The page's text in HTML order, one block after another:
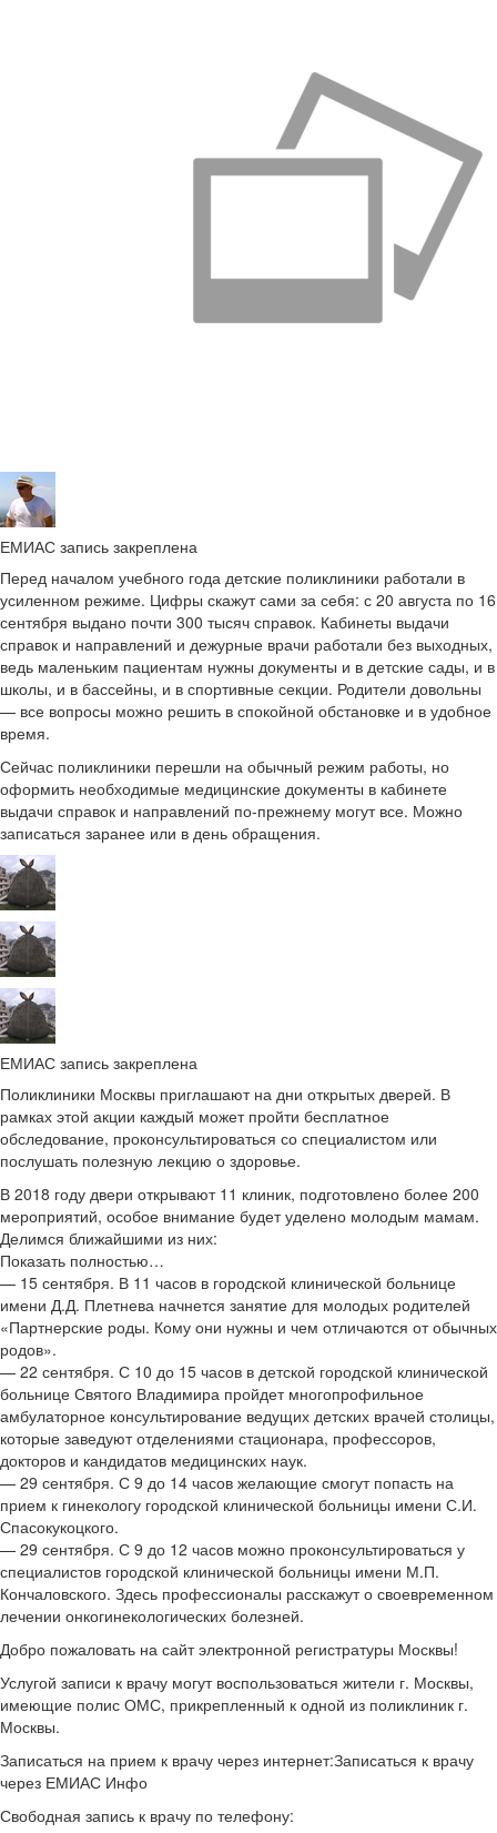
ЕМИАС запись закреплена
Перед началом учебного года детские поликлиники работали в
усиленном режиме. Цифры скажут сами за себя: с 20 августа по 16
сентября выдано почти 300 тысяч справок. Кабинеты выдачи
справок и направлений и дежурные врачи работали без выходных,
ведь маленьким пациентам нужны документы и в детские сады, и в
школы, и в бассейны, и в спортивные секции. Родители довольны
— все вопросы можно решить в спокойной обстановке и в удобное
время.
Сейчас поликлиники перешли на обычный режим работы, но
оформить необходимые медицинские документы в кабинете
выдачи справок и направлений по-прежнему могут все. Можно
записаться заранее или в день обращения.
ЕМИАС запись закреплена
Поликлиники Москвы приглашают на дни открытых дверей. В
рамках этой акции каждый может пройти бесплатное
обследование, проконсультироваться со специалистом или
послушать полезную лекцию о здоровье.
В 2018 году двери открывают 11 клиник, подготовлено более 200
мероприятий, особое внимание будет уделено молодым мамам.
Делимся ближайшими из них:
Показать полностью…
— 15 сентября. В 11 часов в городской клинической больнице
имени Д.Д. Плетнева начнется занятие для молодых родителей
«Партнерские роды. Кому они нужны и чем отличаются от обычных
родов».
— 22 сентября. С 10 до 15 часов в детской городской клинической
больнице Святого Владимира пройдет многопрофильное
амбулаторное консультирование ведущих детских врачей столицы,
которые заведуют отделениями стационара, профессоров,
докторов и кандидатов медицинских наук.
— 29 сентября. С 9 до 14 часов желающие смогут попасть на
прием к гинекологу городской клинической больницы имени С.И.
Спасокукоцкого.
— 29 сентября. С 9 до 12 часов можно проконсультироваться у
специалистов городской клинической больницы имени М.П.
Кончаловского. Здесь профессионалы расскажут о своевременном
лечении онкогинекологических болезней.
Добро пожаловать на сайт электронной регистратуры Москвы!
Услугой записи к врачу могут воспользоваться жители г. Москвы,
имеющие полис ОМС, прикрепленный к одной из поликлиник г.
Москвы.
Записаться на прием к врачу через интернет:Записаться к врачу
через ЕМИАС Инфо
Свободная запись к врачу по телефону: